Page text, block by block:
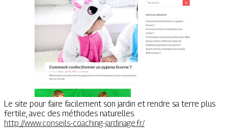
Le site pour faire facilement son jardin et rendre sa terre plus
fertile, avec des méthodes naturelles.
http://www.conseils-coaching-jardinage.fr/